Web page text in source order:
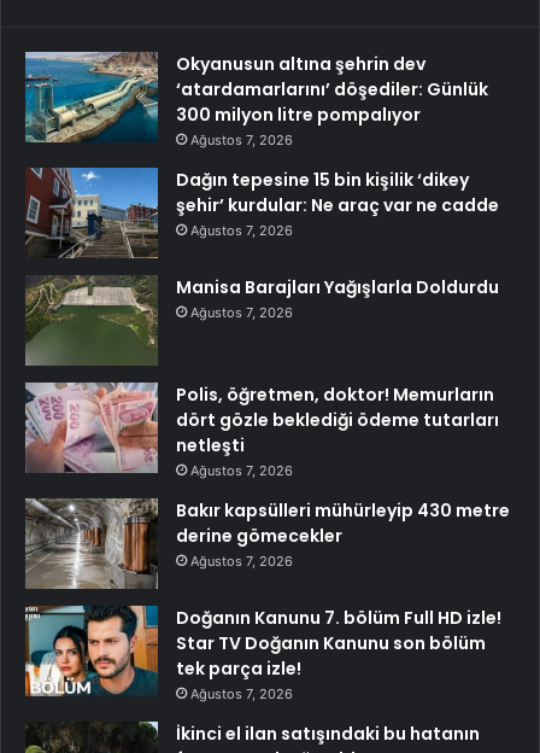
Okyanusun altına şehrin dev
‘atardamarlarını’ döşediler: Günlük
300 milyon litre pompalıyor
Ağustos 7, 2026
Dağın tepesine 15 bin kişilik ‘dikey
şehir’ kurdular: Ne araç var ne cadde
Ağustos 7, 2026
Manisa Barajları Yağışlarla Doldurdu
Ağustos 7, 2026
Polis, öğretmen, doktor! Memurların
dört gözle beklediği ödeme tutarları
netleşti
Ağustos 7, 2026
Bakır kapsülleri mühürleyip 430 metre
derine gömecekler
Ağustos 7, 2026
Doğanın Kanunu 7. bölüm Full HD izle!
Star TV Doğanın Kanunu son bölüm
tek parça izle!
Ağustos 7, 2026
İkinci el ilan satışındaki bu hatanın